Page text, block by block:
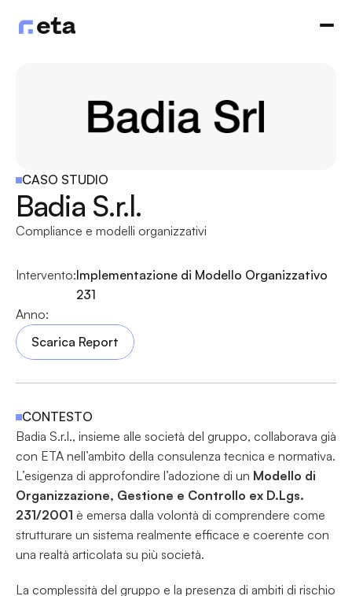
CASO STUDIO
Badia S.r.l.
Compliance e modelli organizzativi
Intervento:Implementazione di Modello Organizzativo
231
Anno:
Scarica Report
CONTESTO
Badia S.r.l., insieme alle società del gruppo, collaborava già
con ETA nell’ambito della consulenza tecnica e normativa.
L’esigenza di approfondire l’adozione di un Modello di
Organizzazione, Gestione e Controllo ex D.Lgs.
231/2001 è emersa dalla volontà di comprendere come
strutturare un sistema realmente efficace e coerente con
una realtà articolata su più società.
La complessità del gruppo e la presenza di ambiti di rischio